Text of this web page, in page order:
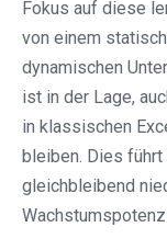
Fokus auf diese
von einem
dynamischen
ist in der Lage,
in klassischen
bleiben. Dies
gleichbleibend